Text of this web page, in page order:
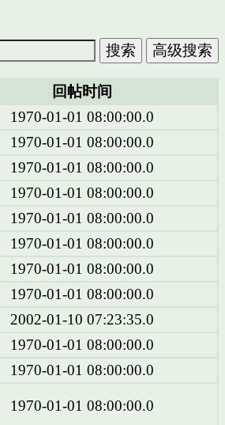
回帖时间
1970-01-01 08:00:00.0
1970-01-01 08:00:00.0
1970-01-01 08:00:00.0
1970-01-01 08:00:00.0
1970-01-01 08:00:00.0
1970-01-01 08:00:00.0
1970-01-01 08:00:00.0
1970-01-01 08:00:00.0
2002-01-10 07:23:35.0
1970-01-01 08:00:00.0
1970-01-01 08:00:00.0
1970-01-01 08:00:00.0